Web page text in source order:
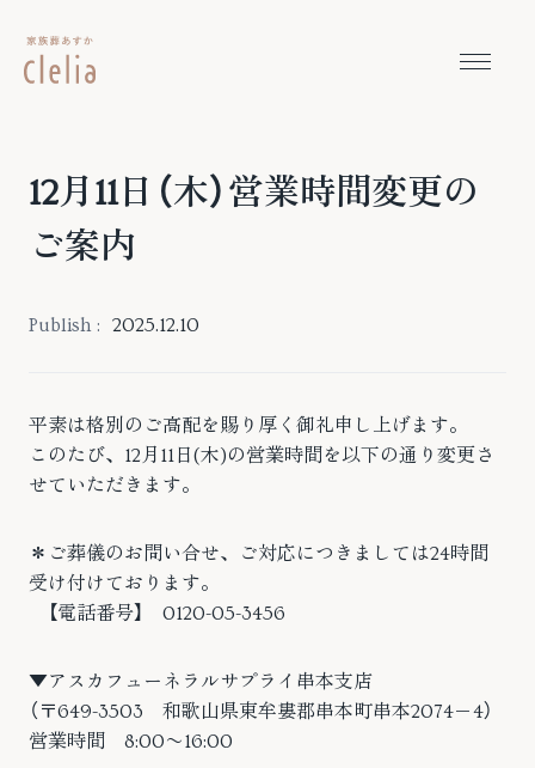
メニ
12月11日（木）営業時間変更の
ご案内
Publish : 2025.12.10
平素は格別のご高配を賜り厚く御礼申し上げます。
このたび、12月11日(木)の営業時間を以下の通り変更さ
せていただきます。
＊ご葬儀のお問い合せ、ご対応につきましては24時間
受け付けております。
【電話番号】 0120-05-3456
▼アスカフューネラルサプライ串本支店
（〒649-3503 和歌山県東牟婁郡串本町串本2074−4）
営業時間 8:00〜16:00